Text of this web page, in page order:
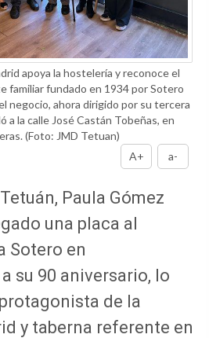
apoya la hostelería y reconoce el
familiar fundado en 1934 por Sotero
negocio, ahora dirigido por su tercera
a la calle José Castán Tobeñas, en
(Foto: JMD Tetuan)
A+
a-
Paula Gómez
una placa al
Sotero en
su 90 aniversario, lo
de la
y taberna referente en